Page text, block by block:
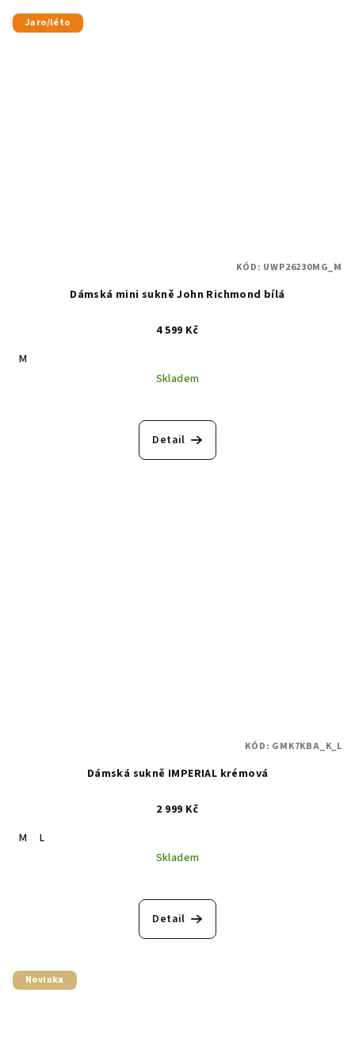
Jaro/léto
Dámská mini sukně John Richmond bílá
4 599 Kč
M
Skladem
Detail
KÓD: UWP26230MG_M
Dámská sukně IMPERIAL krémová
2 999 Kč
M
L
Skladem
Detail
KÓD: GMK7KBA_K_L
Novinka